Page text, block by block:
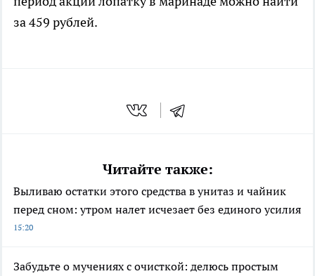
за 459 рублей.
Читайте также:
Выливаю остатки этого средства в унитаз и чайник
перед сном: утром налет исчезает без единого усилия
15:20
Забудьте о мучениях с очисткой: делюсь простым